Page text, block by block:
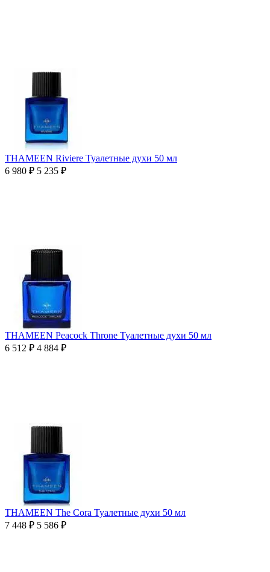
THAMEEN Riviere Туалетные духи 50 мл
6 980 ₽ 5 235 ₽
THAMEEN Peacock Throne Туалетные духи 50 мл
6 512 ₽ 4 884 ₽
THAMEEN The Cora Туалетные духи 50 мл
7 448 ₽ 5 586 ₽